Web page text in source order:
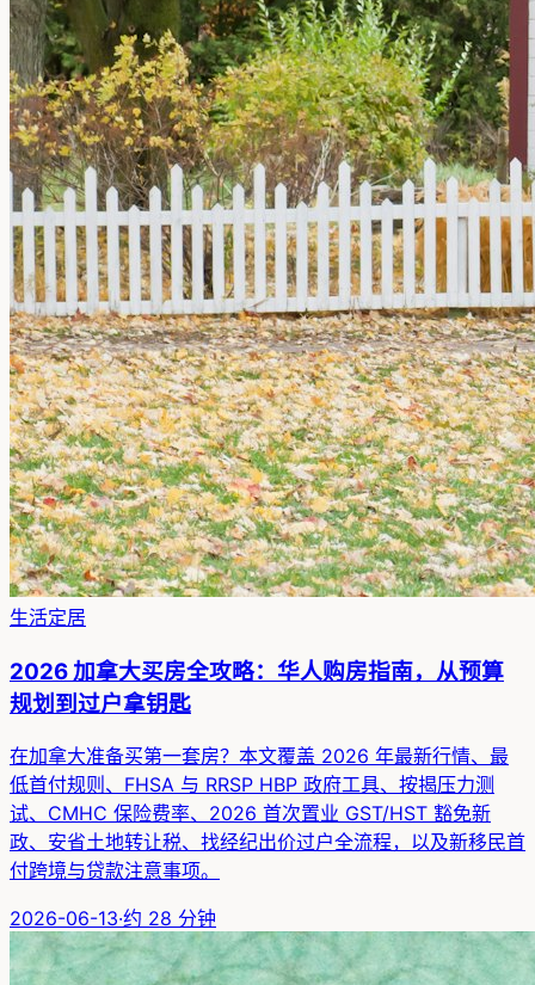
生活定居
2026 加拿大买房全攻略：华人购房指南，从预算
规划到过户拿钥匙
在加拿大准备买第一套房？本文覆盖 2026 年最新行情、最
低首付规则、FHSA 与 RRSP HBP 政府工具、按揭压力测
试、CMHC 保险费率、2026 首次置业 GST/HST 豁免新
政、安省土地转让税、找经纪出价过户全流程，以及新移民首
付跨境与贷款注意事项。
2026-06-13·约 28 分钟